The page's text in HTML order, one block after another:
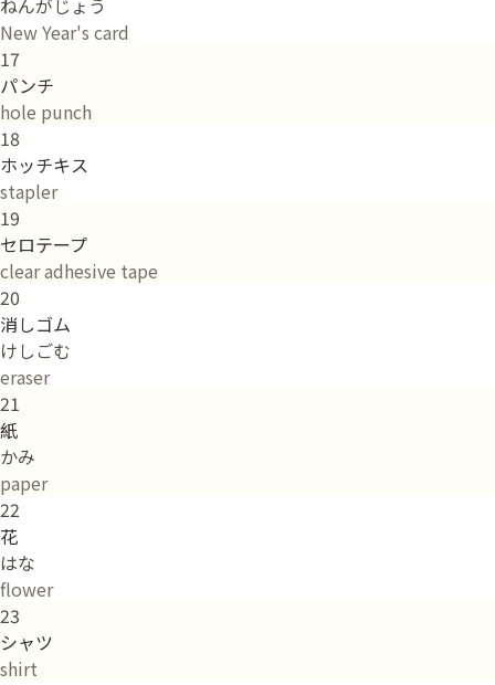
ねんがじょう
New Year's card
17
パンチ
hole punch
18
ホッチキス
stapler
19
セロテープ
clear adhesive tape
20
消しゴム
けしごむ
eraser
21
紙
かみ
paper
22
花
はな
flower
23
シャツ
shirt